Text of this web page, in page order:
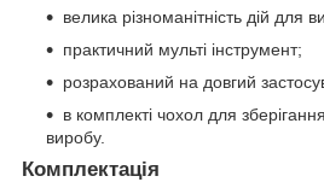
велика різноманітність дій для
практичний мульті інструмент;
розрахований на довгий
в комплекті чохол для
виробу.
Комплектація